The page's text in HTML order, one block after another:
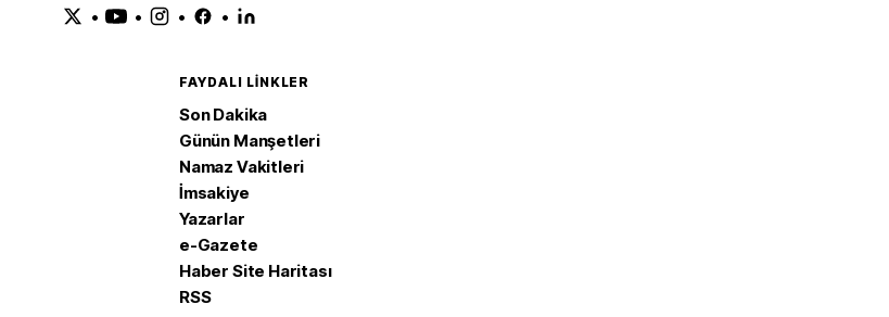
• • • •
FAYDALI LINKLER
Son Dakika
Günün Manşetleri
Namaz Vakitleri
İmsakiye
Yazarlar
e-Gazete
Haber Site Haritası
RSS